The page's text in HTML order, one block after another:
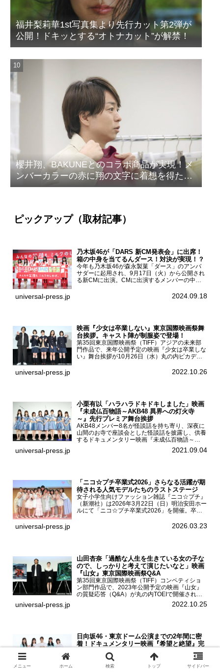
福井梨莉華1st写真集より先行カット第2弾が
公開！ドキッとする“オトナカット”が解禁！
櫻井翔、BAKUNEとのコラボ商品が実現！メ
ンバーカラーの赤に翔の文字に着想を得たデ
ザイン
ピックアップ（取材記事）
乃木坂46が「DARS 新CM発表会」に出席！
箱の中身を当てるんダース！対決が実現！？
今年も乃木坂46が森永製菓「ダース」のアンバ
サダーに起用され、9月17日（火）から公開され
る新CMに出演。CMに出演するメンバーの中か
一ノ瀬美空、菅原咲月が都内にて開催された
universal-press.jp 2024.09.18
映画『少女は卒業しない』東京国際映画祭舞
台挨拶。キャスト陣が制服姿で登場！
第35回東京国際映画祭（TIFF）アジアの未来部
門作品で、来年公開予定の映画『少女は卒業しな
い』舞台挨拶が10月26日（水）丸の内ピカデリ
宮山莉渚、中井友望、監督の中川駿が登壇。映画
universal-press.jp 2022.10.26
小栗有以「ハラハラドキドキしました」映画
『未成仏百物語～AKB48 異界への灯火寺
～』先行プレミア舞台挨拶
AKB48メンバー8名が怪談話を持ち寄り、深夜に
山間のお寺で座談会とした怪談話を披露し、供養
するドキュメンタリー映画『未成仏百物語～
AKB48異界への灯火寺～』の先行プレミア舞台
挨拶が東京・ユナイテッド・シネマ豊洲で開催さ
universal-press.jp 2021.09.04
「ニコ☆プチ卒業式2026」さらなる活躍が期
待される人気モデルたちのラストステージ
女子小学生向けファッション雑誌『ニコ☆プチ』
（新潮社）は2026年3月22日（日）明治安田ホー
ルにて「ニコ☆プチ卒業式2026」を開催。卒業
ん、末永ひなた、高梨琴乃、土井ありさ、藤田蒼
universal-press.jp 2026.03.23
山田杏奈「過酷な人生を生きている女の子な
ので、しっかりと考えて演じたいなと」映画
『山女』東京国際映画祭Q&A
第35回東京国際映画祭（TIFF）コンペティショ
ン部門作品で、2023年公開予定の映画『山女』
の質疑応答（Q&A）が丸の内TOEIで開催され、
主演を務めた女優の山田杏奈、監督の福永壮志が
登壇。本作について語った。映画『山女』第35
universal-press.jp 2022.10.25
日向坂46・東京ドーム公演までの2年間に密
着！ドキュメンタリー映画『希望と絶望』完
成披露上映会
女性アイドルグループ日向坂46ドキュメンタリ
ー映画第2弾『希望と絶望』の完成披露上映会が
メニュー ホーム 検索 トップ サイドバー